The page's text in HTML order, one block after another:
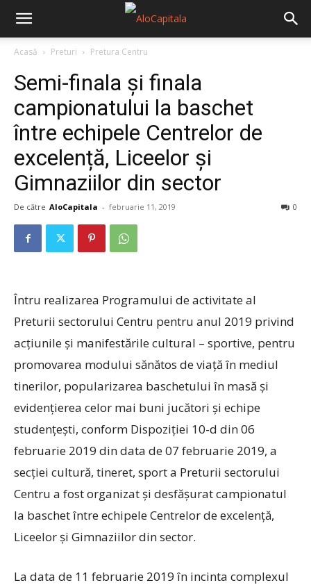
Acasă Preturi Pretura Centru
Semi-finala și finala
campionatului la baschet
între echipele Centrelor de
excelență, Liceelor și
Gimnaziilor din sector
De către AloCapitala - februarie 11, 2019 0
Întru realizarea Programului de activitate al
Preturii sectorului Centru pentru anul 2019 privind
acţiunile și manifestările cultural – sportive, pentru
promovarea modului sănătos de viață în mediul
tinerilor, popularizarea baschetului în masă și
evidențierea celor mai buni jucători și echipe
studențești, conform Dispoziției 10-d din 06
februarie 2019 din data de 07 februarie 2019, a
secției cultură, tineret, sport a Preturii sectorului
Centru a fost organizat și desfășurat campionatul
la baschet între echipele Centrelor de excelență,
Liceelor și Gimnaziilor din sector.
La data de 11 februarie 2019 în incinta complexul